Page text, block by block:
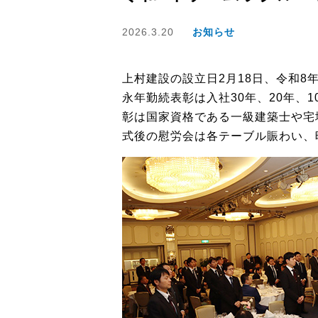
2026.3.20 お知らせ
上村建設の設立日2月18日、令和8
永年勤続表彰は入社30年、20年、
彰は国家資格である一級建築士や
式後の慰労会は各テーブル賑わい